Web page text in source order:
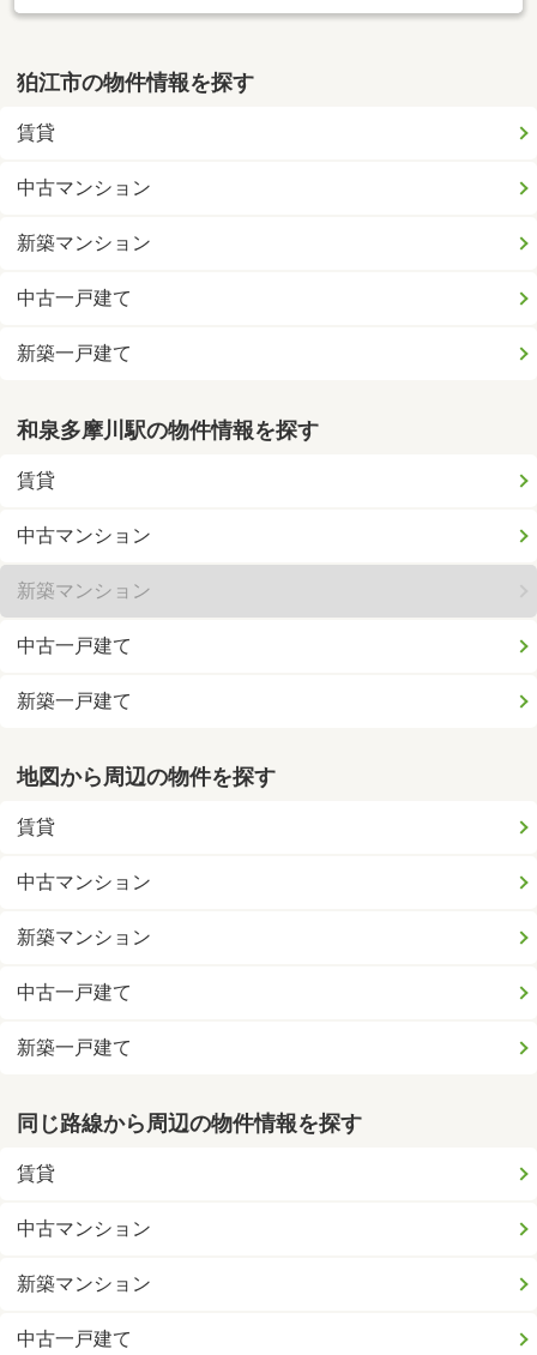
狛江市の物件情報を探す
賃貸
中古マンション
新築マンション
中古一戸建て
新築一戸建て
和泉多摩川駅の物件情報を探す
賃貸
中古マンション
新築マンション
中古一戸建て
新築一戸建て
地図から周辺の物件を探す
賃貸
中古マンション
新築マンション
中古一戸建て
新築一戸建て
同じ路線から周辺の物件情報を探す
賃貸
中古マンション
新築マンション
中古一戸建て